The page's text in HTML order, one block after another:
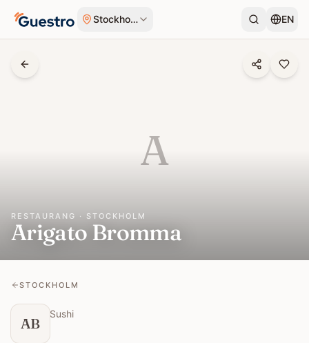
Stockholm EN
A
RESTAURANG · STOCKHOLM
Arigato Bromma
STOCKHOLM
AB
Sushi